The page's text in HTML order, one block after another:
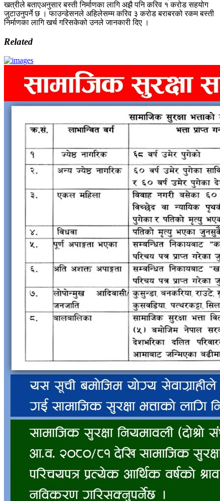
खत्रीले बताएअनुसार बस्ती निर्माणका लागि अझै पनि करिव १ करोड सहयोग
जुटाउनुपर्ने छ । फाउन्डेसनले अहिलेसम्म करिव ३ करोड बराबरको रकम बस्ती
निर्माणका लागि खर्च गरिसकेको उनले जानकारी दिए ।
Related